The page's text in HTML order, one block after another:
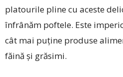
platourile pline cu aceste
înfrânăm poftele. Este
cât mai puține produse
făină și grăsimi.